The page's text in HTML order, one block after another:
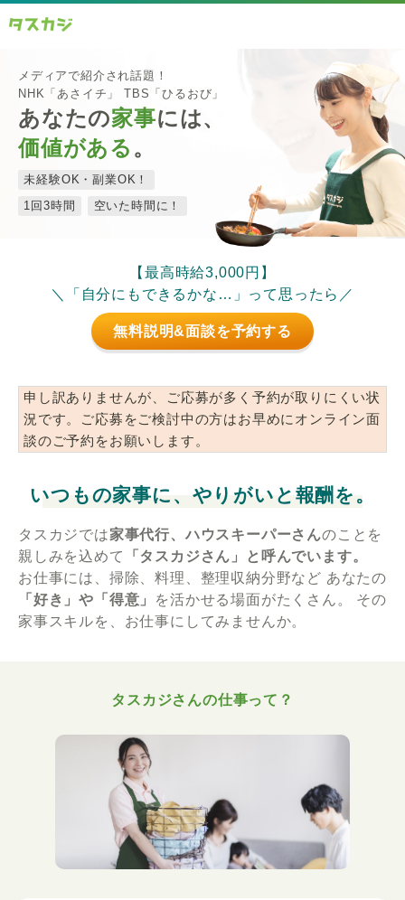
メディアで紹介され話題！
NHK「あさイチ」 TBS「ひるおび」
あなたの家事には、
価値がある 。
未経験OK・副業OK！
1回3時間
空いた時間に！
【最高時給3,000円】
＼「自分にもできるかな…」って思ったら／
無料説明&面談を予約する
申し訳ありませんが、ご応募が多く予約が取りにくい状
況です。ご応募をご検討中の方はお早めにオンライン面
談のご予約をお願いします。
いつもの家事に、やりがいと報酬を。
タスカジでは家事代行、ハウスキーパーさんのことを
親しみを込めて
「タスカジさん」と呼んでいます。
お仕事には、掃除、料理、整理収納分野など あなたの
「好き」や「得意」
を活かせる場面がたくさん。
その
家事スキルを、お仕事にしてみませんか。
タスカジさんの仕事って？